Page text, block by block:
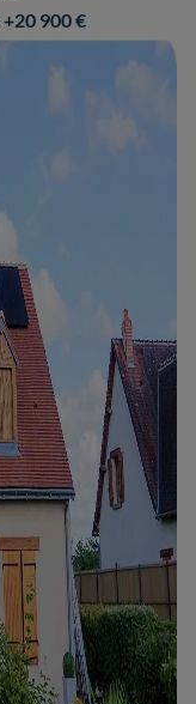
+20 900 €